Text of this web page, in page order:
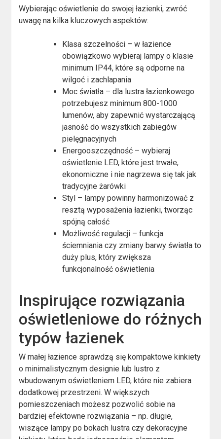
Wybierając oświetlenie do swojej łazienki, zwróć
uwagę na kilka kluczowych aspektów:
Klasa szczelności – w łazience
obowiązkowo wybieraj lampy o klasie
minimum IP44, które są odporne na
wilgoć i zachlapania
Moc światła – dla lustra łazienkowego
potrzebujesz minimum 800-1000
lumenów, aby zapewnić wystarczającą
jasność do wszystkich zabiegów
pielęgnacyjnych
Energooszczędność – wybieraj
oświetlenie LED, które jest trwałe,
ekonomiczne i nie nagrzewa się tak jak
tradycyjne żarówki
Styl – lampy powinny harmonizować z
resztą wyposażenia łazienki, tworząc
spójną całość
Możliwość regulacji – funkcja
ściemniania czy zmiany barwy światła to
duży plus, który zwiększa
funkcjonalność oświetlenia
Inspirujące rozwiązania
oświetleniowe do różnych
typów łazienek
W małej łazience sprawdzą się kompaktowe kinkiety
o minimalistycznym designie lub lustro z
wbudowanym oświetleniem LED, które nie zabiera
dodatkowej przestrzeni. W większych
pomieszczeniach możesz pozwolić sobie na
bardziej efektowne rozwiązania – np. długie,
wiszące lampy po bokach lustra czy dekoracyjne